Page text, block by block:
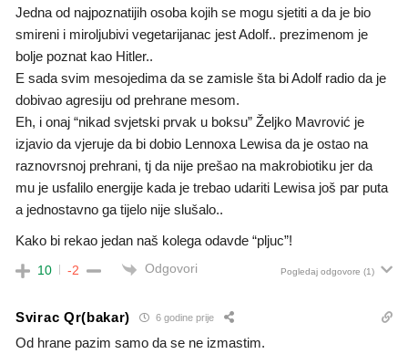
Jedna od najpoznatijih osoba kojih se mogu sjetiti a da je bio
smireni i miroljubivi vegetarijanac jest Adolf.. prezimenom je
bolje poznat kao Hitler..
E sada svim mesojedima da se zamisle šta bi Adolf radio da je
dobivao agresiju od prehrane mesom.
Eh, i onaj “nikad svjetski prvak u boksu” Željko Mavrović je
izjavio da vjeruje da bi dobio Lennoxa Lewisa da je ostao na
raznovrsnoj prehrani, tj da nije prešao na makrobiotiku jer da
mu je usfalilo energije kada je trebao udariti Lewisa još par puta
a jednostavno ga tijelo nije slušalo..
Kako bi rekao jedan naš kolega odavde “pljuc”!
10 -2 Odgovori Pogledaj odgovore (1)
Svirac Qr(bakar) 6 godine prije
Od hrane pazim samo da se ne izmastim.